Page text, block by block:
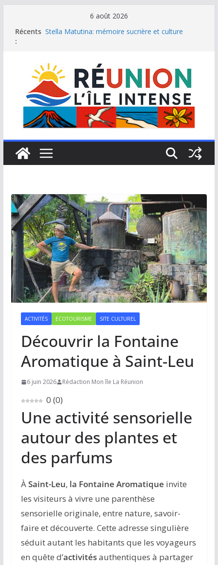
contenu
6 août 2026
Récents
:
Stella Matutina: mémoire sucrière et culture
Une journée de détente à l’Hôtel Iloha à Saint Leu
Le samoussa de La Réunion, emblème de l’île
intense
Le Musée du sel de Saint Leu: site culturel à
découvrir
ACTIVITÉS ECOTOURISME SITE CULTUREL
Découvrir la Fontaine
Aromatique à Saint-Leu
6 juin 2026 Rédaction Mon île La Réunion
0 (0)
Une activité sensorielle
autour des plantes et
des parfums
ÀSaint-Leu, la Fontaine Aromatique invite
les visiteurs à vivre une parenthèse
sensorielle originale, entre nature, savoir-
faire et découverte. Cette adresse singulière
séduit autant les habitants que les voyageurs
en quête d’activitésauthentiques à partager